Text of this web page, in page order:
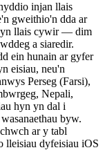
injan llais
gweithio'n dda ar
llais cywir — dim
a siaredir.
ein hunain ar gyfer
eisiau, neu'n
Perseg (Farsi),
Nepali,
hyn yn dal i
byw.
ar y tabl
lleisiau dyfeisiau iOS